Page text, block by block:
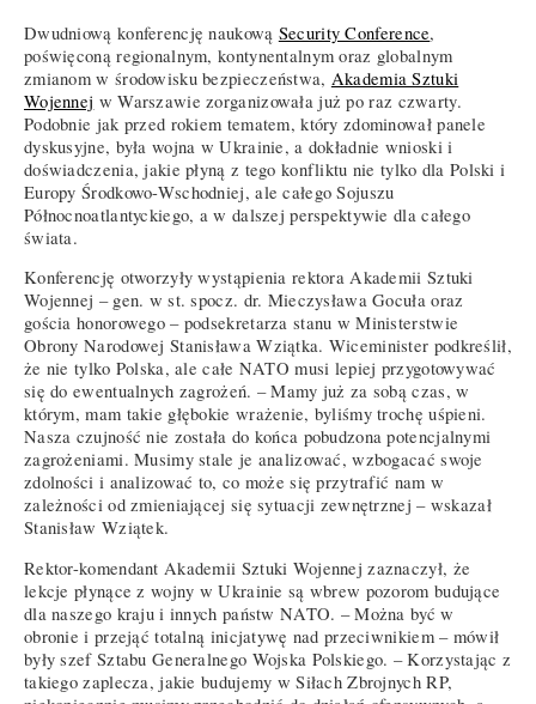
Dwudniową konferencję naukową Security Conference,
poświęconą regionalnym, kontynentalnym oraz globalnym
zmianom w środowisku bezpieczeństwa, Akademia Sztuki
Wojennej w Warszawie zorganizowała już po raz czwarty.
Podobnie jak przed rokiem tematem, który zdominował panele
dyskusyjne, była wojna w Ukrainie, a dokładnie wnioski i
doświadczenia, jakie płyną z tego konfliktu nie tylko dla Polski i
Europy Środkowo-Wschodniej, ale całego Sojuszu
Północnoatlantyckiego, a w dalszej perspektywie dla całego
świata.
Konferencję otworzyły wystąpienia rektora Akademii Sztuki
Wojennej – gen. w st. spocz. dr. Mieczysława Gocuła oraz
gościa honorowego – podsekretarza stanu w Ministerstwie
Obrony Narodowej Stanisława Wziątka. Wiceminister podkreślił,
że nie tylko Polska, ale całe NATO musi lepiej przygotowywać
się do ewentualnych zagrożeń. – Mamy już za sobą czas, w
którym, mam takie głębokie wrażenie, byliśmy trochę uśpieni.
Nasza czujność nie została do końca pobudzona potencjalnymi
zagrożeniami. Musimy stale je analizować, wzbogacać swoje
zdolności i analizować to, co może się przytrafić nam w
zależności od zmieniającej się sytuacji zewnętrznej – wskazał
Stanisław Wziątek.
Rektor-komendant Akademii Sztuki Wojennej zaznaczył, że
lekcje płynące z wojny w Ukrainie są wbrew pozorom budujące
dla naszego kraju i innych państw NATO. – Można być w
obronie i przejąć totalną inicjatywę nad przeciwnikiem – mówił
były szef Sztabu Generalnego Wojska Polskiego. – Korzystając z
takiego zaplecza, jakie budujemy w Siłach Zbrojnych RP,